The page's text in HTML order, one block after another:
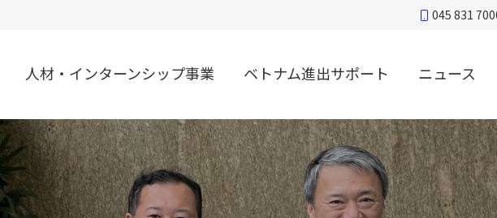
045 831
人材・インターンシップ事業 ベトナム進出サポート ニュース